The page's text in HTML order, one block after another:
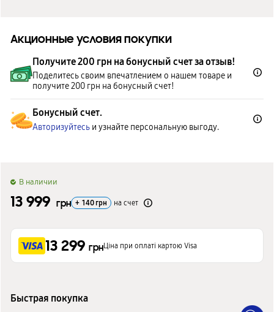
Акционные условия покупки
Получите 200 грн на бонусный счет за отзыв!
Поделитесь своим впечатлением о нашем товаре и
получите 200 грн на бонусный счет!
Бонусный счет.
Авторизуйтесь и узнайте персональную выгоду.
B наличии
13 999 грн + 140 грн на счет
13 299 грнЦіна при оплаті картою Visa
Быстрая покупка